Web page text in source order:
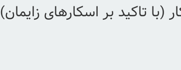
تاکید بر اسکارهای زایمان)